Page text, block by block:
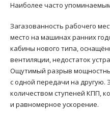
Наиболее часто
Загазованность рабочего
место на машинах ранних
кабины нового типа,
вентиляции, недостаток
Ощутимый разрыв
с одной передачи на другую.
количеством ступеней КПП,
и равномерное ускорение.